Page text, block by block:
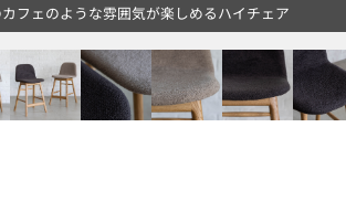
フェのような雰囲気が楽しめるハイチェア